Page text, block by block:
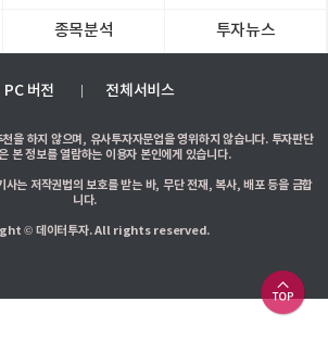
종목분석 투자뉴스
PC 버전 전체서비스
을 하지 않으며, 유사투자자문업을 영위하지 않습니다. 투자판단
본 정보를 열람하는 이용자 본인에게 있습니다.
사는 저작권법의 보호를 받는 바, 무단 전재, 복사, 배포 등을 금합
니다.
© 데이터투자. All rights reserved.